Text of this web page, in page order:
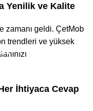
Yenilik ve Kalite
zamanı geldi. ÇetMob
trendleri ve yüksek
İhtiyaca Cevap